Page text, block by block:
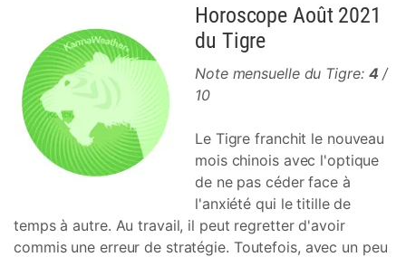
Horoscope Août 2021
du Tigre
Note mensuelle du Tigre: 4 /
10
Le Tigre franchit le nouveau
mois chinois avec l'optique
de ne pas céder face à
l'anxiété qui le titille de
temps à autre. Au travail, il peut regretter d'avoir
commis une erreur de stratégie. Toutefois, avec un peu